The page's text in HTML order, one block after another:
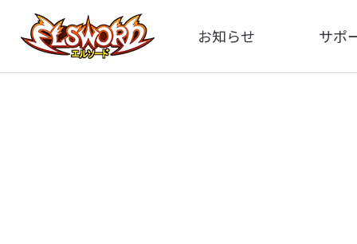
お知らせ
全体
サポ